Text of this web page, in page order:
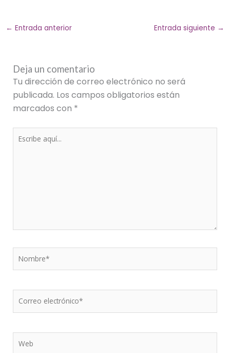
← Entrada anterior Entrada siguiente →
Deja un comentario
Tu dirección de correo electrónico no será
publicada. Los campos obligatorios están
marcados con *
Escribe
Nombre*
Correo
Web